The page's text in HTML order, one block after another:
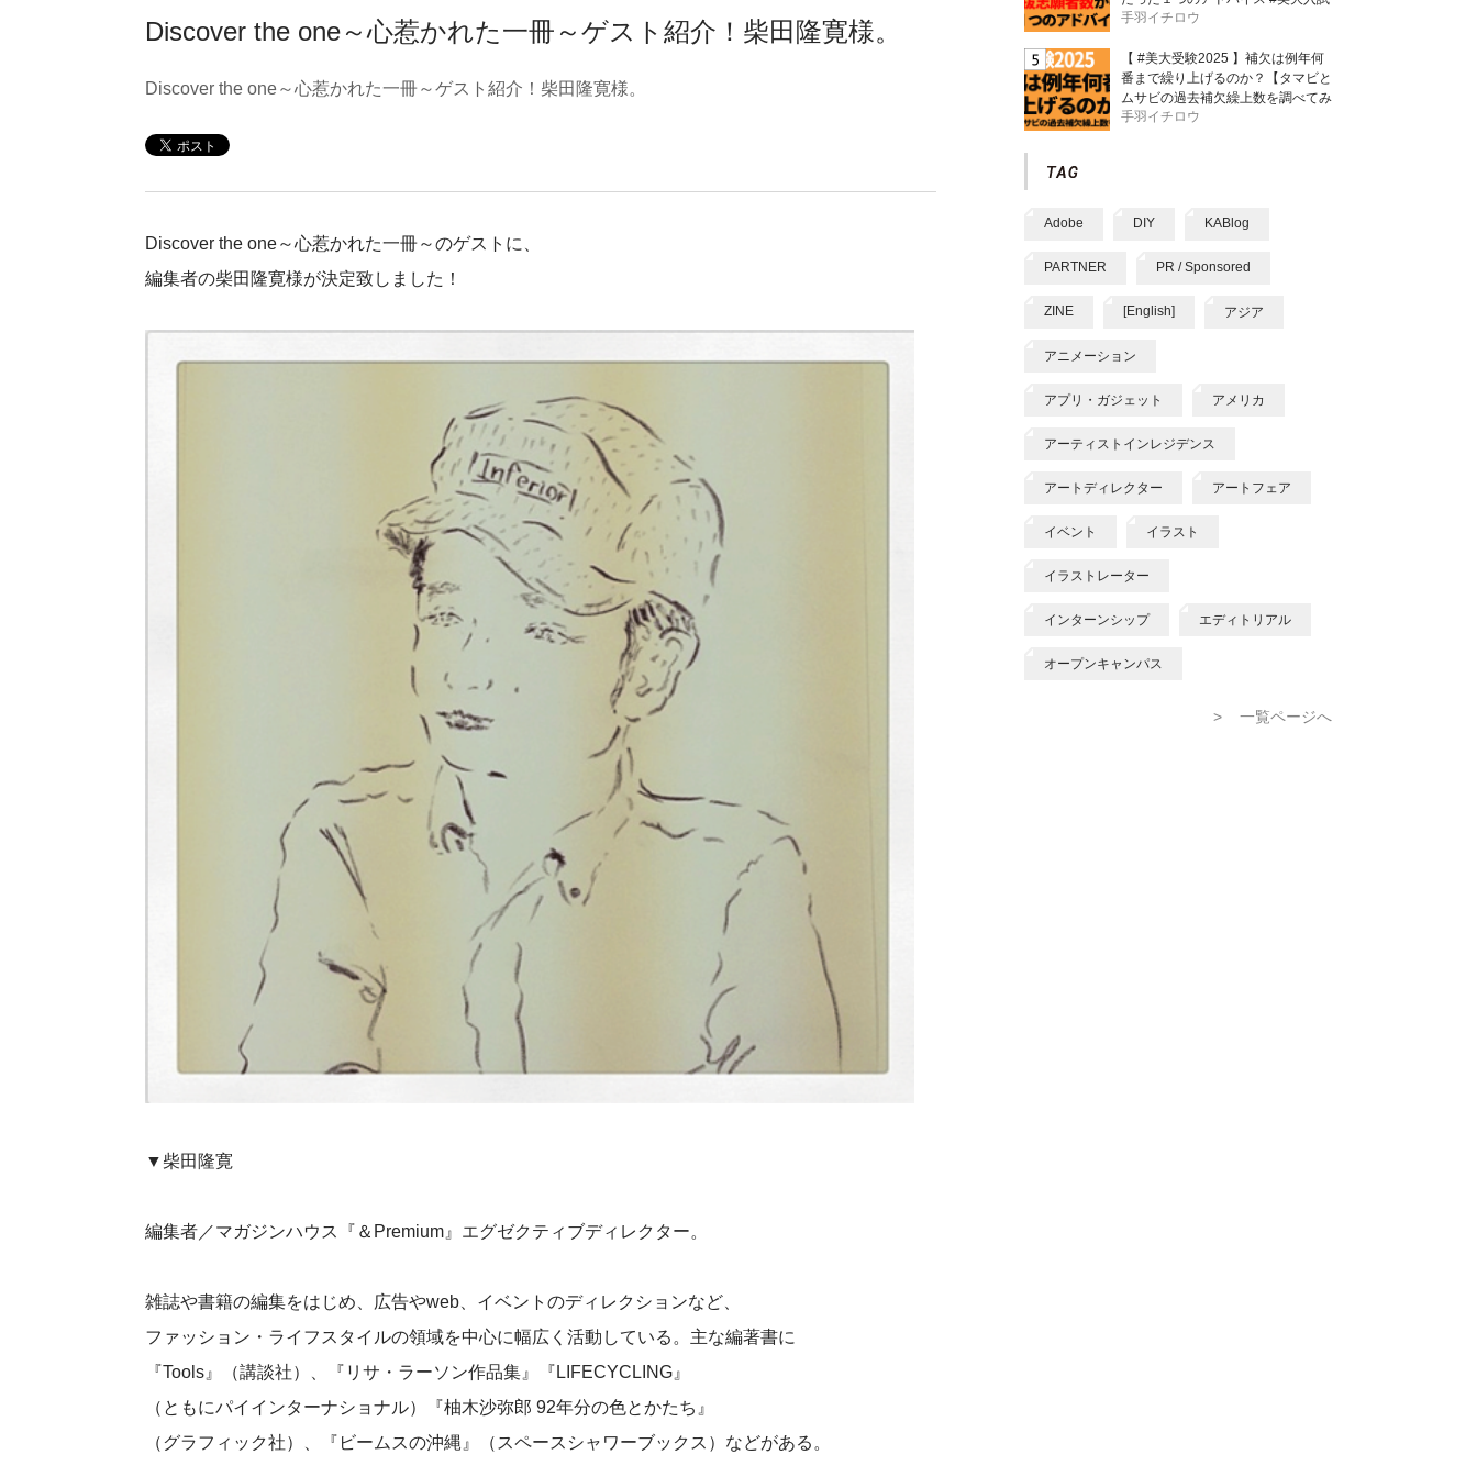
Discover the one～心惹かれた一冊～ゲスト紹介！柴田隆寛様。
Discover the one～心惹かれた一冊～ゲスト紹介！柴田隆寛様。
Discover the one～心惹かれた一冊～のゲストに、
編集者の柴田隆寛様が決定致しました！
▼柴田隆寛
編集者／マガジンハウス『＆Premium』エグゼクティブディレクター。
雑誌や書籍の編集をはじめ、広告やweb、イベントのディレクションなど、
ファッション・ライフスタイルの領域を中心に幅広く活動している。主な編著書に
『Tools』（講談社）、『リサ・ラーソン作品集』『LIFECYCLING』
（ともにパイインターナショナル）『柚木沙弥郎 92年分の色とかたち』
（グラフィック社）、『ビームスの沖縄』（スペースシャワーブックス）などがある。
手羽イチロウ
【 #美大受験2025 】補欠は例年何
番まで繰り上げるのか？【タマビと
ムサビの過去補欠繰上数を調べてみ
た】
手羽イチロウ
Adobe DIY KABlog
PARTNER PR / Sponsored
ZINE [English] アジア
アニメーション
アプリ・ガジェット アメリカ
アーティストインレジデンス
アートディレクター アートフェア
イベント イラスト
イラストレーター
インターンシップ エディトリアル
オープンキャンパス
> 一覧ページへ